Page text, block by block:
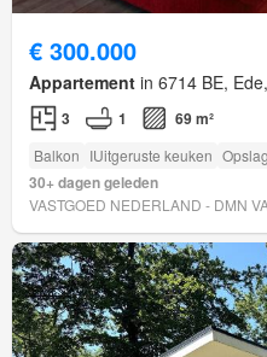
€ 300.000
Appartement in 6714 BE,
3 1 69 m²
Balkon IUitgeruste keuken
30+ dagen geleden
VASTGOED NEDERLAND - DMN